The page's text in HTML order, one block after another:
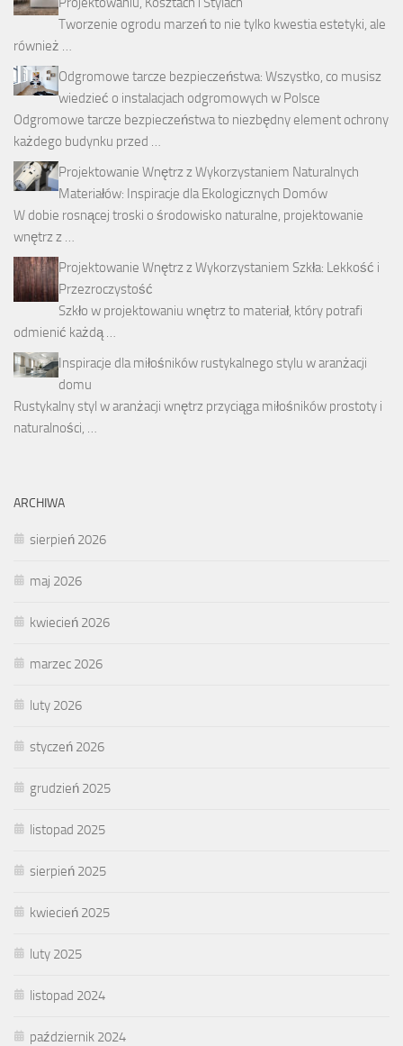
Tworzenie ogrodu marzeń to nie tylko kwestia estetyki, ale
również …
Odgromowe tarcze bezpieczeństwa: Wszystko, co musisz
wiedzieć o instalacjach odgromowych w Polsce
Odgromowe tarcze bezpieczeństwa to niezbędny element ochrony
każdego budynku przed …
Projektowanie Wnętrz z Wykorzystaniem Naturalnych
Materiałów: Inspiracje dla Ekologicznych Domów
W dobie rosnącej troski o środowisko naturalne, projektowanie
wnętrz z …
Projektowanie Wnętrz z Wykorzystaniem Szkła: Lekkość i
Przezroczystość
Szkło w projektowaniu wnętrz to materiał, który potrafi
odmienić każdą …
Inspiracje dla miłośników rustykalnego stylu w aranżacji
domu
Rustykalny styl w aranżacji wnętrz przyciąga miłośników prostoty i
naturalności, …
ARCHIWA
sierpień 2026
maj 2026
kwiecień 2026
marzec 2026
luty 2026
styczeń 2026
grudzień 2025
listopad 2025
sierpień 2025
kwiecień 2025
luty 2025
listopad 2024
październik 2024